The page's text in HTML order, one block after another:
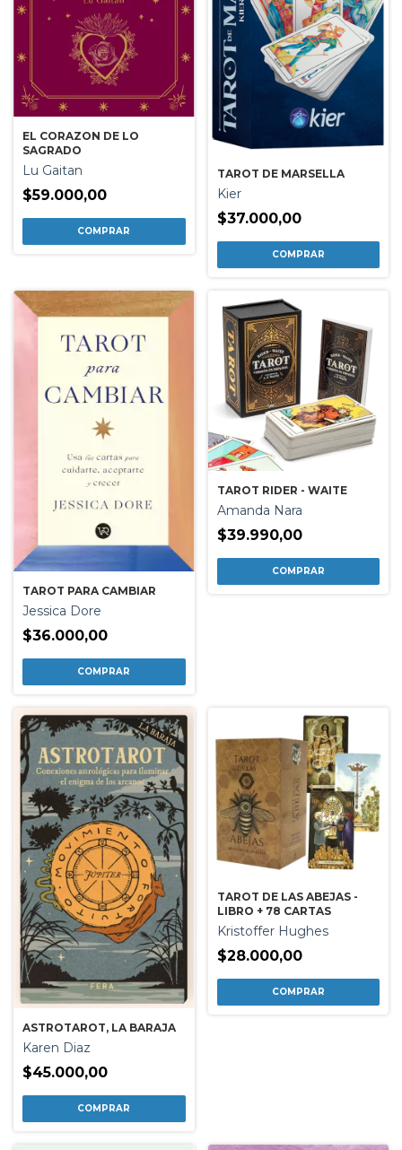
EL CORAZON DE LO
SAGRADO
Lu Gaitan
$59.000,00
TAROT DE MARSELLA
Kier
$37.000,00
TAROT PARA CAMBIAR
Jessica Dore
$36.000,00
TAROT RIDER - WAITE
Amanda Nara
$39.990,00
ASTROTAROT, LA BARAJA
Karen Diaz
$45.000,00
TAROT DE LAS ABEJAS -
LIBRO + 78 CARTAS
Kristoffer Hughes
$28.000,00